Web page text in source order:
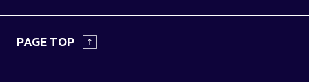
PAGE TOP